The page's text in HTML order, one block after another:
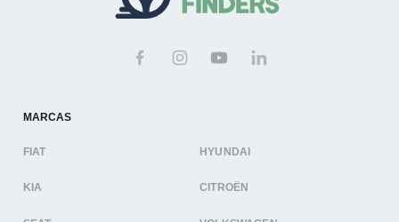
MARCAS
FIAT HYUNDAI
KIA CITROËN